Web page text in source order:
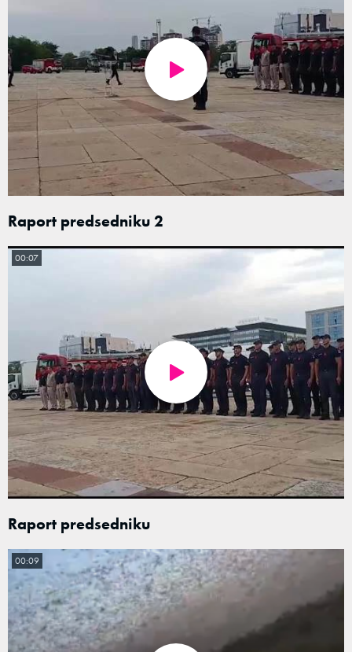
Raport predsedniku 2
Raport predsedniku
00:07
00:09